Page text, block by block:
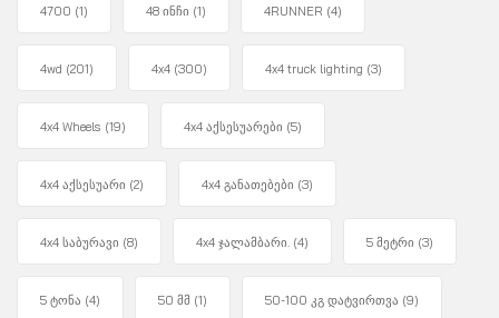
4700 (1) 48 ინჩი (1) 4RUNNER (4)
4wd (201) 4x4 (300) 4x4 truck lighting (3)
4x4 Wheels (19) 4x4 აქსესუარები (5)
4x4 აქსესუარი (2) 4x4 განათებები (3)
4x4 საბურავი (8) 4x4 ჯალამბარი. (4) 5 მეტრი (3)
5 ტონა (4) 50 მმ (1) 50-100 კგ დატვირთვა (9)